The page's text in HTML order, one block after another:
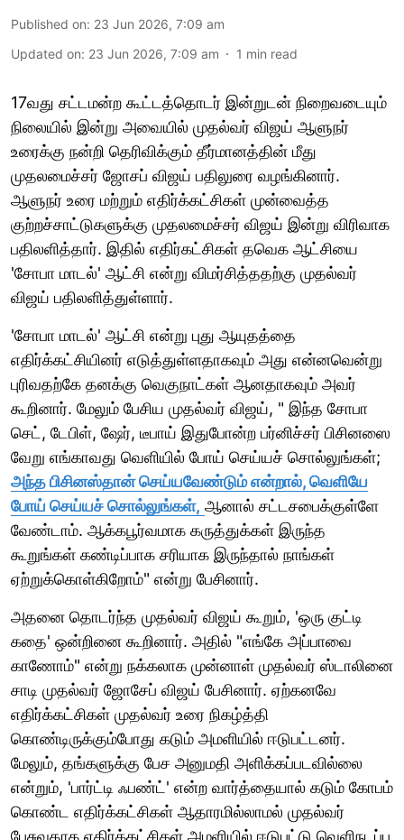
Published on: 23 Jun 2026, 7:09 am
Updated on: 23 Jun 2026, 7:09 am 1 min read
17வது சட்டமன்ற கூட்டத்தொடர் இன்றுடன் நிறைவடையும்
நிலையில் இன்று அவையில் முதல்வர் விஜய் ஆளுநர்
உரைக்கு நன்றி தெரிவிக்கும் தீர்மானத்தின் மீது
முதலமைச்சர் ஜோசப் விஜய் பதிலுரை வழங்கினார்.
ஆளுநர் உரை மற்றும் எதிர்க்கட்சிகள் முன்வைத்த
குற்றச்சாட்டுகளுக்கு முதலமைச்சர் விஜய் இன்று விரிவாக
பதிலளித்தார். இதில் எதிர்கட்சிகள் தவெக ஆட்சியை
'சோபா மாடல்' ஆட்சி என்று விமர்சித்ததற்கு முதல்வர்
விஜய் பதிலளித்துள்ளார்.
'சோபா மாடல்' ஆட்சி என்று புது ஆயுதத்தை
எதிர்க்கட்சியினர் எடுத்துள்ளதாகவும் அது என்னவென்று
புரிவதற்கே தனக்கு வெகுநாட்கள் ஆனதாகவும் அவர்
கூறினார். மேலும் பேசிய முதல்வர் விஜய், " இந்த சோபா
செட், டேபிள், ஷேர், டீபாய் இதுபோன்ற பர்னிச்சர் பிசினஸை
வேறு எங்காவது வெளியில் போய் செய்யச் சொல்லுங்கள்;
அந்த பிசினஸ்தான் செய்யவேண்டும் என்றால், வெளியே
போய் செய்யச் சொல்லுங்கள், ஆனால் சட்டசபைக்குள்ளே
வேண்டாம். ஆக்கபூர்வமாக கருத்துக்கள் இருந்த
கூறுங்கள் கண்டிப்பாக சரியாக இருந்தால் நாங்கள்
ஏற்றுக்கொள்கிறோம்" என்று பேசினார்.
அதனை தொடர்ந்த முதல்வர் விஜய் கூறும், 'ஒரு குட்டி
கதை' ஒன்றினை கூறினார். அதில் "எங்கே அப்பாவை
காணோம்" என்று நக்கலாக முன்னாள் முதல்வர் ஸ்டாலினை
சாடி முதல்வர் ஜோசேப் விஜய் பேசினார். ஏற்கனவே
எதிர்க்கட்சிகள் முதல்வர் உரை நிகழ்த்தி
கொண்டிருக்கும்போது கடும் அமளியில் ஈடுபட்டனர்.
மேலும், தங்களுக்கு பேச அனுமதி அளிக்கப்படவில்லை
என்றும், 'பார்ட்டி ஃபண்ட்' என்ற வார்த்தையால் கடும் கோபம்
கொண்ட எதிர்க்கட்சிகள் ஆதாரமில்லாமல் முதல்வர்
பேசுவதாக எதிர்க்கட்சிகள் அமளியில் ஈடுபட்டு வெளிநடப்பு